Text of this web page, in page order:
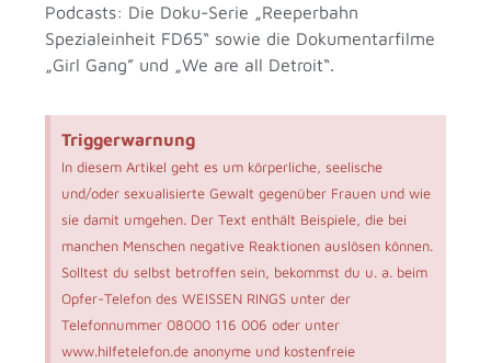
Podcasts: Die Doku-Serie „Reeperbahn
Spezialeinheit FD65“ sowie die Dokumentarfilme
„Girl Gang” und „We are all Detroit“.
Triggerwarnung
In diesem Artikel geht es um körperliche, seelische
und/oder sexualisierte Gewalt gegenüber Frauen und wie
sie damit umgehen. Der Text enthält Beispiele, die bei
manchen Menschen negative Reaktionen auslösen können.
Solltest du selbst betroffen sein, bekommst du u. a. beim
Opfer-Telefon des WEISSEN RINGS unter der
Telefonnummer 08000 116 006 oder unter
www.hilfetelefon.de anonyme und kostenfreie